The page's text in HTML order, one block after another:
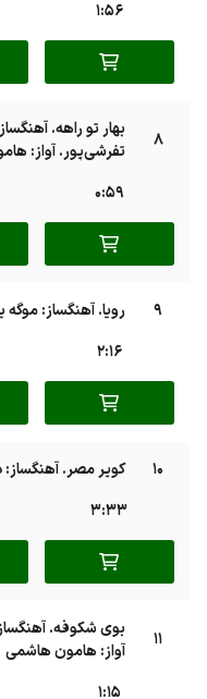
1:56
8
بهار تو راهه.
تفرشی‌پور. آواز:
0:59
9
رویا. آهنگساز:‌
2:16
10
کویر مصر.
3:33
11
بوی شکوفه.
آواز: هامون هاشمی
1:15